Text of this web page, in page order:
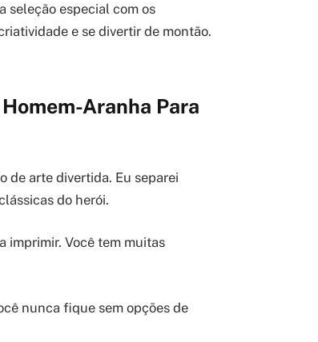
seleção especial com os
e se divertir de montão.
Aranha Para
de arte divertida. Eu separei
do herói.
imprimir. Você tem muitas
nunca fique sem opções de